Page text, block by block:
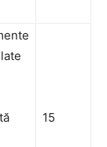
15